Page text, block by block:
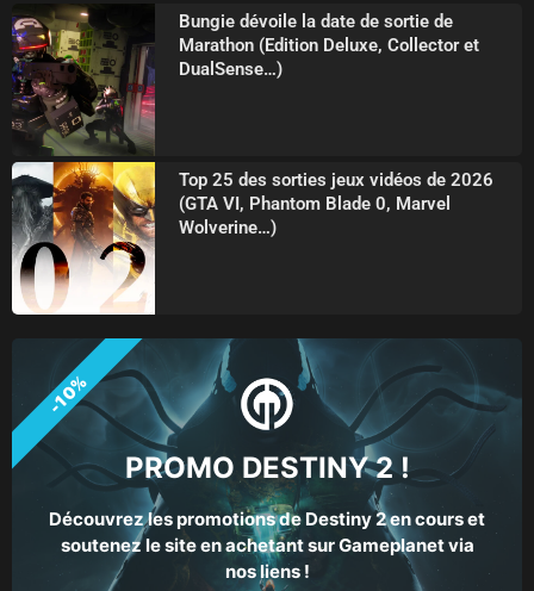
Bungie dévoile la date de sortie de
Marathon (Edition Deluxe, Collector et
DualSense…)
Top 25 des sorties jeux vidéos de 2026
(GTA VI, Phantom Blade 0, Marvel
Wolverine…)
PROMO DESTINY 2 !
Découvrez les promotions de Destiny 2 en cours et
soutenez le site en achetant sur Gameplanet via
nos liens !
-10%